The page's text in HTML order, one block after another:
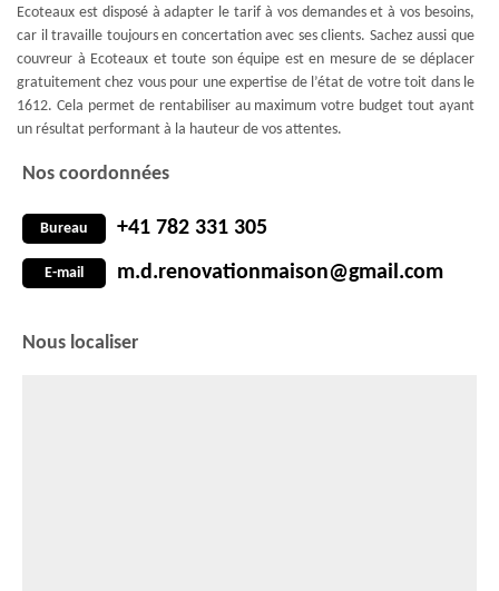
Ecoteaux est disposé à adapter le tarif à vos demandes et à vos besoins,
car il travaille toujours en concertation avec ses clients. Sachez aussi que
couvreur à Ecoteaux et toute son équipe est en mesure de se déplacer
gratuitement chez vous pour une expertise de l’état de votre toit dans le
1612. Cela permet de rentabiliser au maximum votre budget tout ayant
un résultat performant à la hauteur de vos attentes.
Nos coordonnées
Bureau +41 782 331 305
E-mail m.d.renovationmaison@gmail.com
Nous localiser